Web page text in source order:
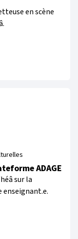
en scène
ADAGE
sur la
enseignant.e.